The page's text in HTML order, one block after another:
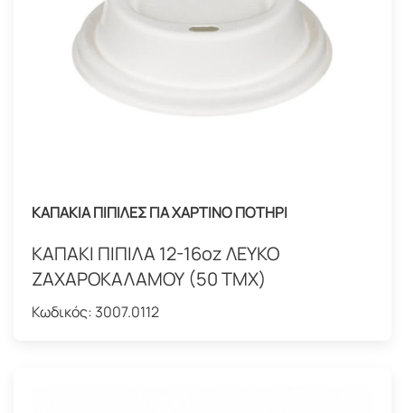
ΚΑΠΑΚΙΑ ΠΙΠΙΛΕΣ ΓΙΑ ΧΑΡΤΙΝΟ ΠΟΤΗΡΙ
ΚΑΠΑΚΙ ΠΙΠΙΛΑ 12-16oz ΛΕΥΚΟ
ΖΑΧΑΡΟΚΑΛΑΜΟΥ (50 ΤΜΧ)
Κωδικός: 3007.0112